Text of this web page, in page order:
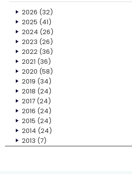
2026 (32)
2025 (41)
2024 (26)
2023 (26)
2022(36)
2021 (36)
2020 (58)
2019 (34)
2018 (24)
2017(24)
2016 (24)
2015 (24)
2014 (24)
2013 (7)